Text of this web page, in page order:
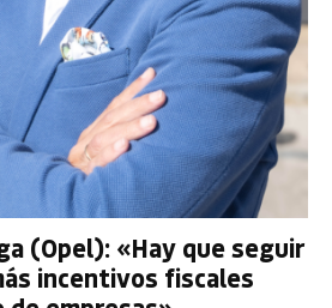
(Opel): «Hay que seguir
incentivos fiscales